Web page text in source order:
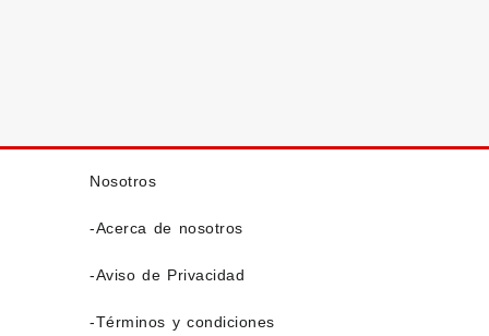
Nosotros
-Acerca de nosotros
-Aviso de Privacidad
-Términos y condiciones